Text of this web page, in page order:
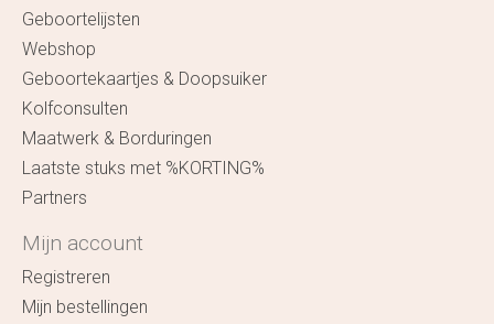
Geboortelijsten
Webshop
Geboortekaartjes & Doopsuiker
Kolfconsulten
Maatwerk & Borduringen
Laatste stuks met %KORTING%
Partners
Mijn account
Registreren
Mijn bestellingen